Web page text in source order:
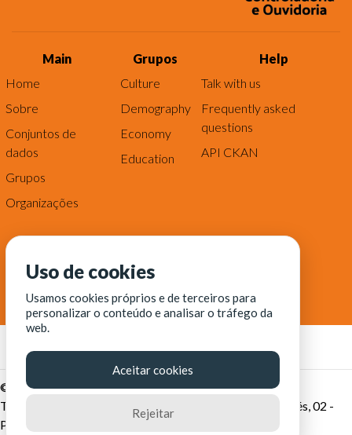
Main
Home
Sobre
Conjuntos de
dados
Grupos
Organizações
Grupos
Culture
Demography
Economy
Education
Help
Talk with us
Frequently asked
questions
API CKAN
© Fortaleza Digital || CITINOVA - Fundação de Ciência,
Tecnologia e Inovação de Fortaleza - Rua dos Tremembés, 02 -
Praia de Iracema - Fortaleza-CE
Uso de cookies
Usamos cookies próprios e de terceiros para
personalizar o conteúdo e analisar o tráfego da
web.
Aceitar cookies
Rejeitar